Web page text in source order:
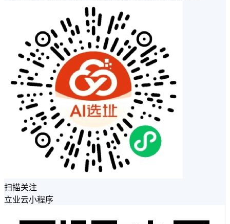
扫描关注
立业云小程序